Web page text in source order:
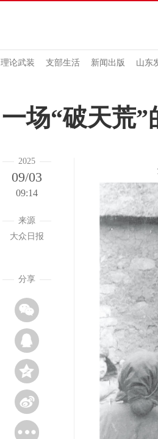
理论武装 支部生活 新闻出版 山东
一场“破天荒
2025
09/03
09:14
来源
大众日报
分享